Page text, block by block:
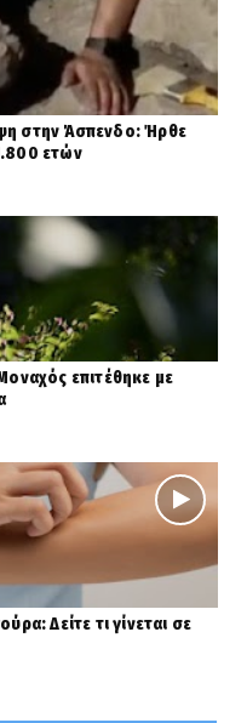
στην Άσπενδο: Ήρθε
ετών
επιτέθηκε με
Δείτε τι γίνεται σε